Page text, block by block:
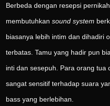
Berbeda dengan resepsi
membutuhkan sound system
biasanya lebih intim dan dihadiri
terbatas. Tamu yang hadir pun
inti dan sesepuh. Para orang tua
sangat sensitif terhadap suara
bass yang berlebihan.